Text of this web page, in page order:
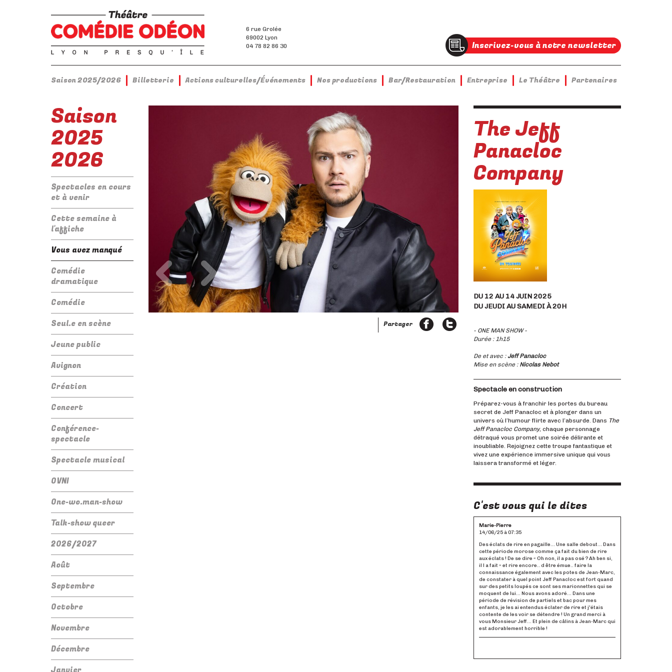
6 rue Grolée
69002 Lyon
04 78 82 86 30
Inscrivez-vous à notre newsletter
Saison 2025/2026 Billetterie Actions culturelles/Événements Nos productions Bar/Restauration Entreprise Le Théâtre Partenaires
Saison
2025
2026
Spectacles en cours
et à venir
Cette semaine à
l'affiche
Vous avez manqué
Comédie
dramatique
Comédie
Seul.e en scène
Jeune public
Avignon
Création
Concert
Conférence-
spectacle
Spectacle musical
OVNI
One-wo.man-show
Talk-show queer
2026/2027
Août
Septembre
Octobre
Novembre
Décembre
Précédent Suivant
Partager
The Jeff
Panacloc
Company
DU 12 AU 14 JUIN 2025
DU JEUDI AU SAMEDI À 20H
- ONE MAN SHOW -
Durée : 1h15
De et avec :Jeff Panacloc
Mise en scène : Nicolas Nebot
Spectacle en construction
Préparez-vous à franchir les portes du bureau
secret de Jeff Panacloc et à plonger dans un
univers où l’humour flirte avec l’absurde. Dans The
Jeff Panacloc Company, chaque personnage
détraqué vous promet une soirée délirante et
inoubliable. Rejoignez cette troupe fantastique et
vivez une expérience immersive unique qui vous
laissera transformé et léger.
C'est vous qui le dites
Marie-Pierre
14/06/25 à 07:35
Des éclats de rire en pagaille... Une salle debout... Dans
cette période morose comme ça fait du bien de rire
aux éclats ! De se dire « Oh non, il a pas osé ? Ah ben si,
il l a fait » et rire encore.. d être émue.. faire la
connaissance également avec les potes de Jean-Marc,
de constater à quel point Jeff Panacloc est fort quand
sur des petits loupés ce sont ses marionnettes qui se
moquent de lui... Nous avons adoré... Dans une
période de révision de partiels et bac pour mes
enfants, je les ai entendus éclater de rire et j'étais
contente de les voir se détendre ! Un grand merci à
vous Monsieur Jeff... Et plein de câlins à Jean-Marc qui
est adorablement horrible !